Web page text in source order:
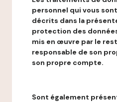
personnel qui vous
décrits dans la
protection des
mis en œuvre par le
responsable de son
son propre compte.
Sont également